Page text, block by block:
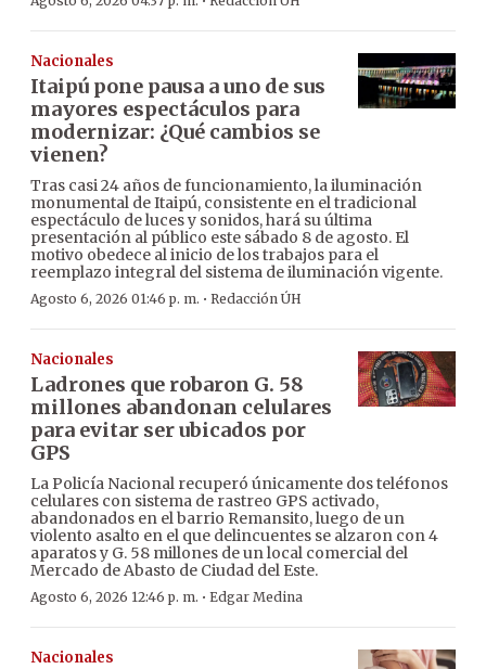
Nacionales
Itaipú pone pausa a uno de sus
mayores espectáculos para
modernizar: ¿Qué cambios se
vienen?
Tras casi 24 años de funcionamiento, la iluminación
monumental de Itaipú, consistente en el tradicional
espectáculo de luces y sonidos, hará su última
presentación al público este sábado 8 de agosto. El
motivo obedece al inicio de los trabajos para el
reemplazo integral del sistema de iluminación vigente.
Agosto 6, 2026 01:46 p. m. · Redacción ÚH
Nacionales
Ladrones que robaron G. 58
millones abandonan celulares
para evitar ser ubicados por
GPS
La Policía Nacional recuperó únicamente dos teléfonos
celulares con sistema de rastreo GPS activado,
abandonados en el barrio Remansito, luego de un
violento asalto en el que delincuentes se alzaron con 4
aparatos y G. 58 millones de un local comercial del
Mercado de Abasto de Ciudad del Este.
Agosto 6, 2026 12:46 p. m. · Edgar Medina
Nacionales